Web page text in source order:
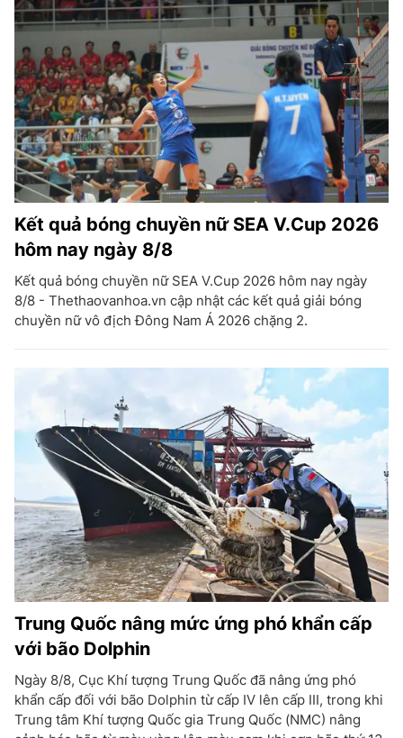
Kết quả bóng chuyền nữ SEA V.Cup 2026
hôm nay ngày 8/8
Kết quả bóng chuyền nữ SEA V.Cup 2026 hôm nay ngày
8/8 - Thethaovanhoa.vn cập nhật các kết quả giải bóng
chuyền nữ vô địch Đông Nam Á 2026 chặng 2.
Trung Quốc nâng mức ứng phó khẩn cấp
với bão Dolphin
Ngày 8/8, Cục Khí tượng Trung Quốc đã nâng ứng phó
khẩn cấp đối với bão Dolphin từ cấp IV lên cấp III, trong khi
Trung tâm Khí tượng Quốc gia Trung Quốc (NMC) nâng